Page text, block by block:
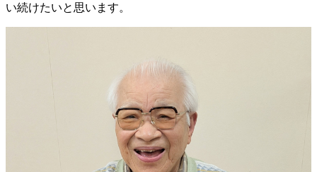
い続けたいと思います。